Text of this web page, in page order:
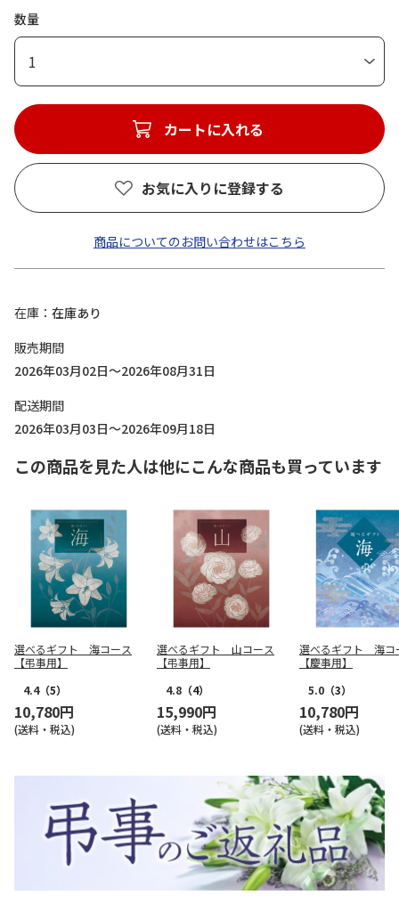
数量
1
カートに入れる
お気に入りに登録する
商品についてのお問い合わせはこちら
在庫
在庫あり
販売期間
2026年03月02日～2026年08月31日
配送期間
2026年03月03日～2026年09月18日
この商品を見た人は他にこんな商品も買っています
選べるギフト 海コース
【弔事用】
4.4（5）
10,780円
(送料・税込)
選べるギフト 山コース
【弔事用】
4.8 （4）
15,990円
(送料・税込)
選べるギフト 海コ
【慶事用】
5.0 （3）
10,780円
(送料・税込)